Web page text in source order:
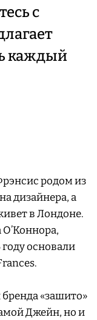
с
каждый
родом из
дизайнера, а
в Лондоне.
О’Коннора,
основали
«зашито»
Джейн, но и